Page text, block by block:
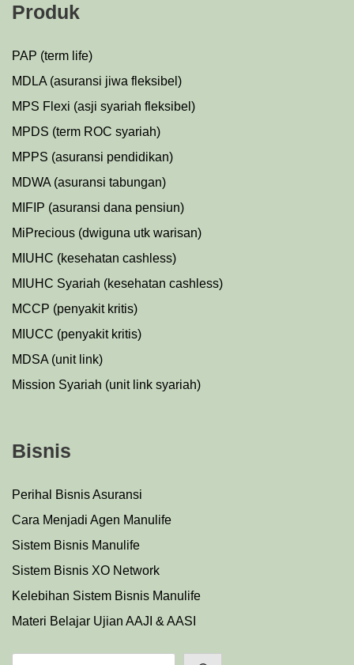
Produk
PAP (term life)
MDLA (asuransi jiwa fleksibel)
MPS Flexi (asji syariah fleksibel)
MPDS (term ROC syariah)
MPPS (asuransi pendidikan)
MDWA (asuransi tabungan)
MIFIP (asuransi dana pensiun)
MiPrecious (dwiguna utk warisan)
MIUHC (kesehatan cashless)
MIUHC Syariah (kesehatan cashless)
MCCP (penyakit kritis)
MIUCC (penyakit kritis)
MDSA (unit link)
Mission Syariah (unit link syariah)
Bisnis
Perihal Bisnis Asuransi
Cara Menjadi Agen Manulife
Sistem Bisnis Manulife
Sistem Bisnis XO Network
Kelebihan Sistem Bisnis Manulife
Materi Belajar Ujian AAJI & AASI